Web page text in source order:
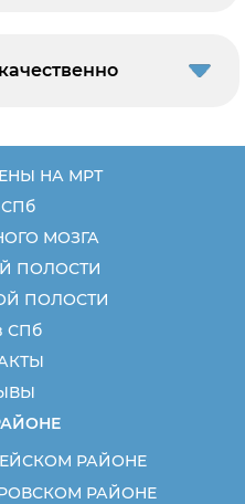
НА МРТ
СПб
МОЗГА
ПОЛОСТИ
ПОЛОСТИ
СПб
РАЙОНЕ
РАЙОНЕ